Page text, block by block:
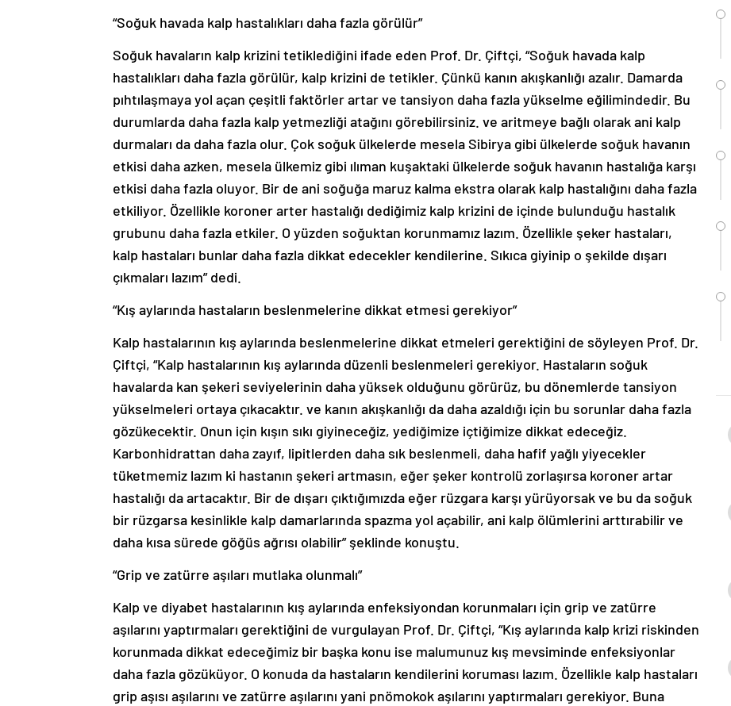
“Soğuk havada kalp hastalıkları daha fazla görülür”
Soğuk havaların kalp krizini tetiklediğini ifade eden Prof. Dr. Çiftçi, “Soğuk havada kalp
hastalıkları daha fazla görülür, kalp krizini de tetikler. Çünkü kanın akışkanlığı azalır. Damarda
pıhtılaşmaya yol açan çeşitli faktörler artar ve tansiyon daha fazla yükselme eğilimindedir. Bu
durumlarda daha fazla kalp yetmezliği atağını görebilirsiniz. ve aritmeye bağlı olarak ani kalp
durmaları da daha fazla olur. Çok soğuk ülkelerde mesela Sibirya gibi ülkelerde soğuk havanın
etkisi daha azken, mesela ülkemiz gibi ılıman kuşaktaki ülkelerde soğuk havanın hastalığa karşı
etkisi daha fazla oluyor. Bir de ani soğuğa maruz kalma ekstra olarak kalp hastalığını daha fazla
etkiliyor. Özellikle koroner arter hastalığı dediğimiz kalp krizini de içinde bulunduğu hastalık
grubunu daha fazla etkiler. O yüzden soğuktan korunmamız lazım. Özellikle şeker hastaları,
kalp hastaları bunlar daha fazla dikkat edecekler kendilerine. Sıkıca giyinip o şekilde dışarı
çıkmaları lazım” dedi.
“Kış aylarında hastaların beslenmelerine dikkat etmesi gerekiyor”
Kalp hastalarının kış aylarında beslenmelerine dikkat etmeleri gerektiğini de söyleyen Prof. Dr.
Çiftçi, “Kalp hastalarının kış aylarında düzenli beslenmeleri gerekiyor. Hastaların soğuk
havalarda kan şekeri seviyelerinin daha yüksek olduğunu görürüz, bu dönemlerde tansiyon
yükselmeleri ortaya çıkacaktır. ve kanın akışkanlığı da daha azaldığı için bu sorunlar daha fazla
gözükecektir. Onun için kışın sıkı giyineceğiz, yediğimize içtiğimize dikkat edeceğiz.
Karbonhidrattan daha zayıf, lipitlerden daha sık beslenmeli, daha hafif yağlı yiyecekler
tüketmemiz lazım ki hastanın şekeri artmasın, eğer şeker kontrolü zorlaşırsa koroner artar
hastalığı da artacaktır. Bir de dışarı çıktığımızda eğer rüzgara karşı yürüyorsak ve bu da soğuk
bir rüzgarsa kesinlikle kalp damarlarında spazma yol açabilir, ani kalp ölümlerini arttırabilir ve
daha kısa sürede göğüs ağrısı olabilir” şeklinde konuştu.
“Grip ve zatürre aşıları mutlaka olunmalı”
Kalp ve diyabet hastalarının kış aylarında enfeksiyondan korunmaları için grip ve zatürre
aşılarını yaptırmaları gerektiğini de vurgulayan Prof. Dr. Çiftçi, “Kış aylarında kalp krizi riskinden
korunmada dikkat edeceğimiz bir başka konu ise malumunuz kış mevsiminde enfeksiyonlar
daha fazla gözüküyor. O konuda da hastaların kendilerini koruması lazım. Özellikle kalp hastaları
grip aşısı aşılarını ve zatürre aşılarını yani pnömokok aşılarını yaptırmaları gerekiyor. Buna